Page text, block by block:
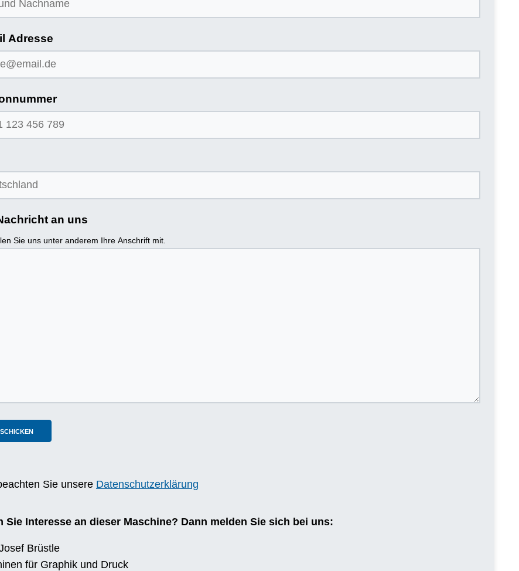
Adresse
an uns
Sie uns unter anderem Ihre Anschrift mit.
Sie unsere Datenschutzerklärung
Sie Interesse an dieser Maschine? Dann melden Sie sich bei uns:
Brüstle
für Graphik und Druck